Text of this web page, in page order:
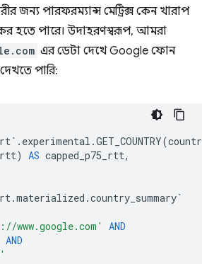
জন্য পারফরম্যান্স মেট্রিক্স কেন খারাপ
হতে পারে। উদাহরণস্বরূপ, আমরা
এর ডেটা দেখে Google ফোন
পারি:
` . experimental .GET_COUNTRY(
) AS capped_p75_rtt,
.materialized .country_summary`
www.google.com'
AND
AND